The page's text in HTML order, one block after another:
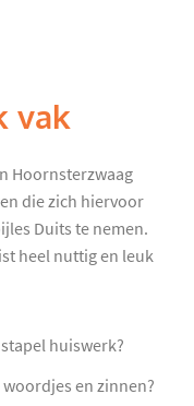
vak
Hoornsterzwaag
die zich hiervoor
Duits te nemen.
heel nuttig en leuk
huiswerk?
en zinnen?